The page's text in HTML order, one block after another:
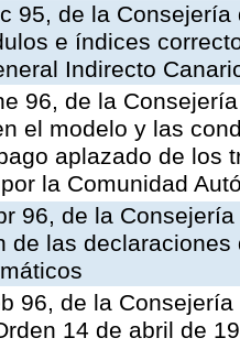
95, de la
e índices
Indirecto
96, de la
el modelo y las
aplazado de los
la Comunidad
96, de la
de las
96, de la
14 de abril de